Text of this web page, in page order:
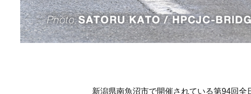
新潟県南魚沼市で開催されている第94回